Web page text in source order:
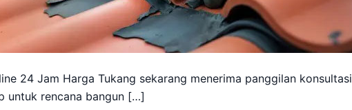
24 Jam Harga Tukang sekarang menerima panggilan konsultasi
untuk rencana bangun […]